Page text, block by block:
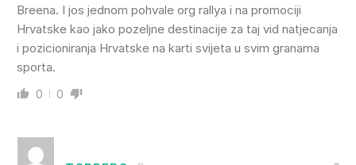
Breena. I jos jednom pohvale org rallya i na promociji
Hrvatske kao jako pozeljne destinacije za taj vid natjecanja
i pozicioniranja Hrvatske na karti svijeta u svim granama
sporta.
0 0